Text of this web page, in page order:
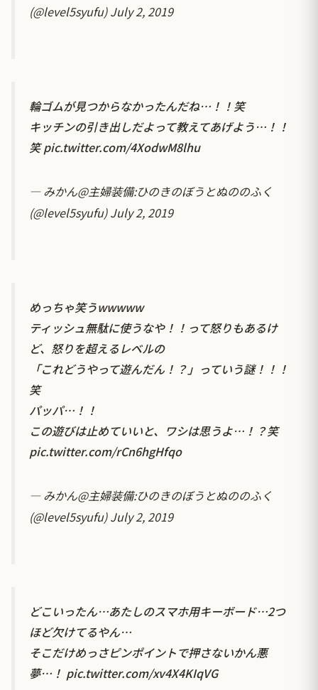
(@level5syufu)July 2, 2019
輪ゴムが見つからなかったんだね…！！笑
キッチンの引き出しだよって教えてあげよう…！！
笑pic.twitter.com/4XodwM8lhu
— みかん@主婦装備:ひのきのぼうとぬののふく
(@level5syufu)July 2, 2019
めっちゃ笑うwwwww
ティッシュ無駄に使うなや！！って怒りもあるけ
ど、怒りを超えるレベルの
「これどうやって遊んだん！？」っていう謎！！！
笑
パッパ…！！
この遊びは止めていいと、ワシは思うよ…！？笑
pic.twitter.com/rCn6hgHfqo
— みかん@主婦装備:ひのきのぼうとぬののふく
(@level5syufu)July 2, 2019
どこいったん…あたしのスマホ用キーボード…2つ
ほど欠けてるやん…
そこだけめっさピンポイントで押さないかん悪
夢…！ pic.twitter.com/xv4X4KIqVG